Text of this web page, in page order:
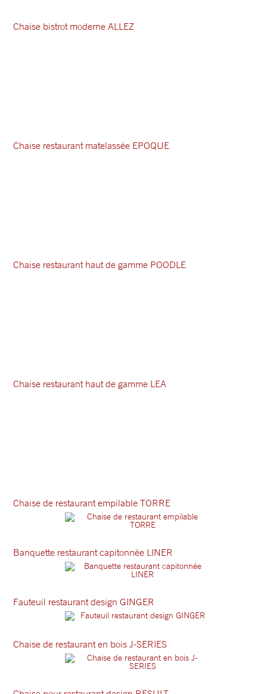
Chaise bistrot moderne ALLEZ
Chaise restaurant matelassée EPOQUE
Chaise restaurant haut de gamme POODLE
Chaise restaurant haut de gamme LEA
Chaise de restaurant empilable TORRE
Banquette restaurant capitonnée LINER
Fauteuil restaurant design GINGER
Chaise de restaurant en bois J-SERIES